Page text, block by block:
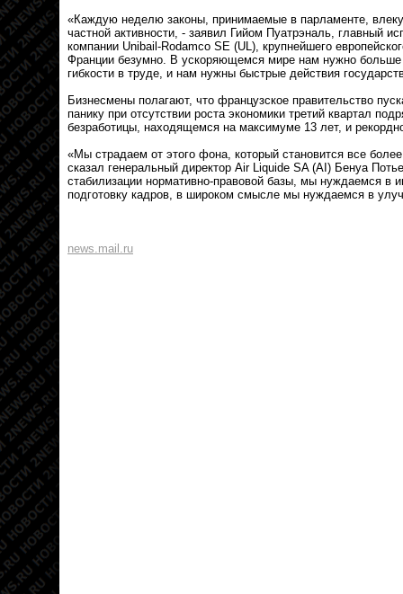
«Каждую неделю законы, принимаемые в парламенте,
частной активности, - заявил Гийом Пуатрэналь, главный
компании Unibail-Rodamco SE (UL), крупнейшего
Франции безумно. В ускоряющемся мире нам нужно больше
гибкости в труде, и нам нужны быстрые действия
Бизнесмены полагают, что французское правительство
панику при отсутствии роста экономики третий квартал
безработицы, находящемся на максимуме 13 лет, и
«Мы страдаем от этого фона, который становится все
сказал генеральный директор Air Liquide SA (AI) Бенуа
стабилизации нормативно-правовой базы, мы нуждаемся в
подготовку кадров, в широком смысле мы нуждаемся в
news.mail.ru